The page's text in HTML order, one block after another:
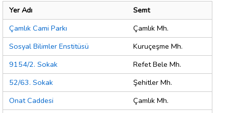
Yer Adı
Semt
Çamlık Cami Parkı
Çamlık Mh.
Sosyal Bilimler Enstitüsü
Kuruçeşme Mh.
9154/2. Sokak
Refet Bele Mh.
52/63. Sokak
Şehitler Mh.
Onat Caddesi
Çamlık Mh.